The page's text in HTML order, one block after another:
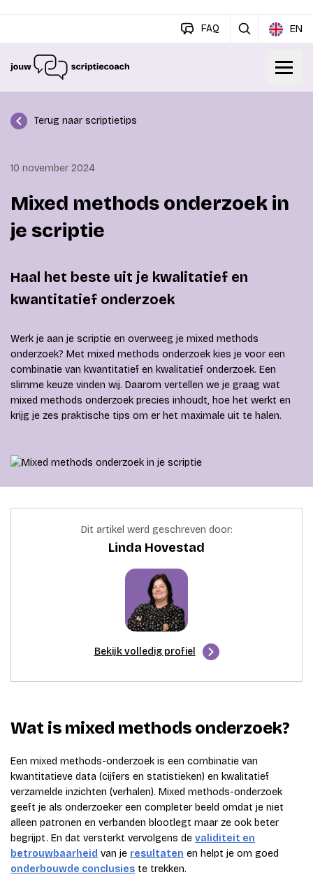
FAQ EN
Terug naar scriptietips
10 november 2024
Mixed methods onderzoek in
je scriptie
Haal het beste uit je kwalitatief en
kwantitatief onderzoek
Werk je aan je scriptie en overweeg je mixed methods
onderzoek? Met mixed methods onderzoek kies je voor een
combinatie van kwantitatief en kwalitatief onderzoek. Een
slimme keuze vinden wij. Daarom vertellen we je graag wat
mixed methods onderzoek precies inhoudt, hoe het werkt en
krijg je zes praktische tips om er het maximale uit te halen.
Dit artikel werd geschreven door:
Linda Hovestad
Bekijk volledig profiel
Wat is mixed methods onderzoek?
Een mixed methods-onderzoek is een combinatie van
kwantitatieve data (cijfers en statistieken) en kwalitatief
verzamelde inzichten (verhalen). Mixed methods-onderzoek
geeft je als onderzoeker een completer beeld omdat je niet
alleen patronen en verbanden blootlegt maar ze ook beter
begrijpt. En dat versterkt vervolgens de validiteit en
betrouwbaarheid van je resultaten en helpt je om goed
onderbouwde conclusies te trekken.